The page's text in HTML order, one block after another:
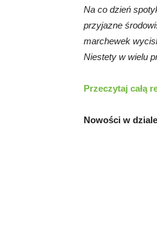
Na co dzień
przyjazne
marchewek
Niestety w wielu
Przeczytaj całą
Nowości w